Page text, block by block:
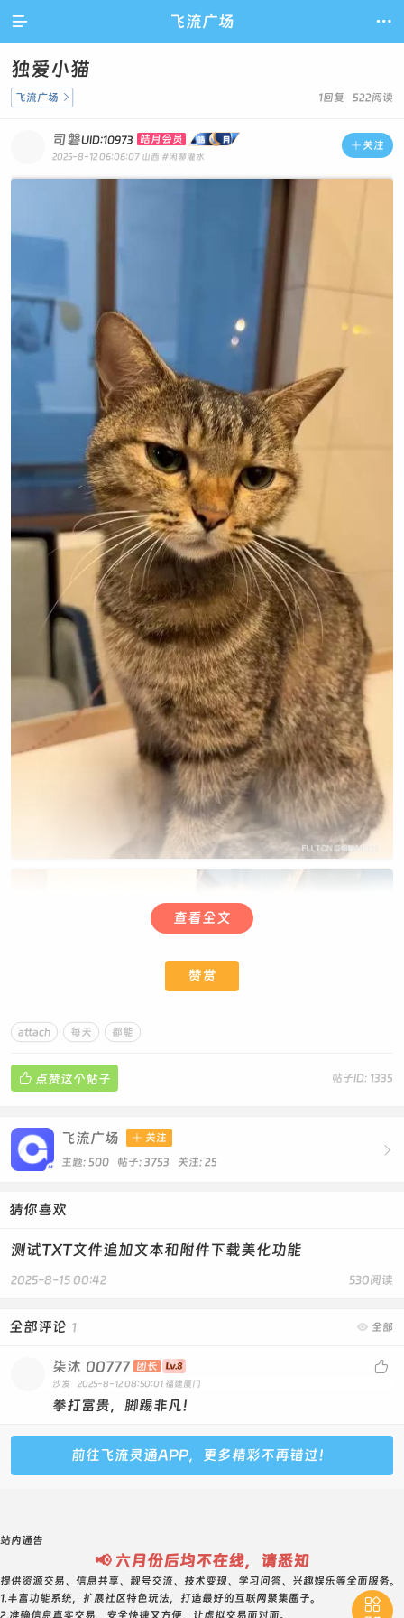
 飞流广场 
独爱小猫
1回复 522阅读
飞流广场 
 关注
司磐UID:10973 皓月会员
2025-8-12 06:06:07 山西 #闲聊灌水
每天都能和这个流浪猫子见面贴贴
查看全文
赞赏
attach 每天 都能
帖子ID: 1335
 点赞这个帖子

飞流广场  关注
主题: 500 帖子: 3753 关注: 25
猜你喜欢
测试TXT文件追加文本和附件下载美化功能
530阅读
2025-8-15 00:42
 全部
全部评论 1

柒沐 00777 团长
沙发 2025-8-12 08:50:01 福建厦门
拳打富贵，脚踢非凡！
前往飞流灵通APP，更多精彩不再错过！

站内通告
📢 六月份后均不在线，请悉知
提供资源交易、信息共享、靓号交流、技术变现、学习问答、兴趣娱乐等全面服务。
1.丰富功能系统，扩展社区特色玩法，打造最好的互联网聚集圈子。
2.准确信息真实交易，安全快捷又方便，让虚拟交易面对面。